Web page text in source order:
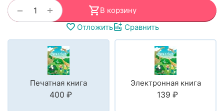
+
−
В корзину
Отложить
Сравнить
Печатная книга
‍400‍ ₽
Электронная книга
‍139‍ ₽